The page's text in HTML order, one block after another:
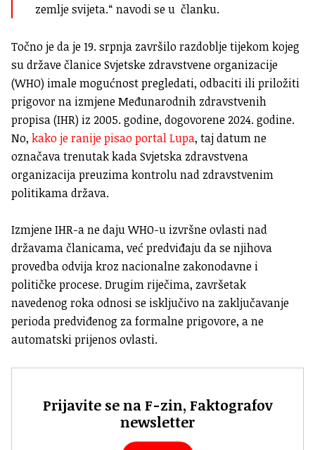
zemlje svijeta.“ navodi se u članku.
Točno je da je 19. srpnja završilo razdoblje tijekom kojeg
su države članice Svjetske zdravstvene organizacije
(WHO) imale mogućnost pregledati, odbaciti ili priložiti
prigovor na izmjene Međunarodnih zdravstvenih
propisa (IHR) iz 2005. godine, dogovorene 2024. godine.
No, kako je ranije pisao portal Lupa, taj datum ne
označava trenutak kada Svjetska zdravstvena
organizacija preuzima kontrolu nad zdravstvenim
politikama država.
Izmjene IHR-a ne daju WHO-u izvršne ovlasti nad
državama članicama, već predviđaju da se njihova
provedba odvija kroz nacionalne zakonodavne i
političke procese. Drugim riječima, završetak
navedenog roka odnosi se isključivo na zaključavanje
perioda predviđenog za formalne prigovore, a ne
automatski prijenos ovlasti.
Prijavite se na F-zin, Faktografov
newsletter